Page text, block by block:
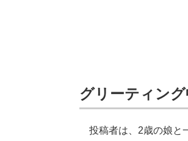
グリーティン
投稿者は、2歳の娘と